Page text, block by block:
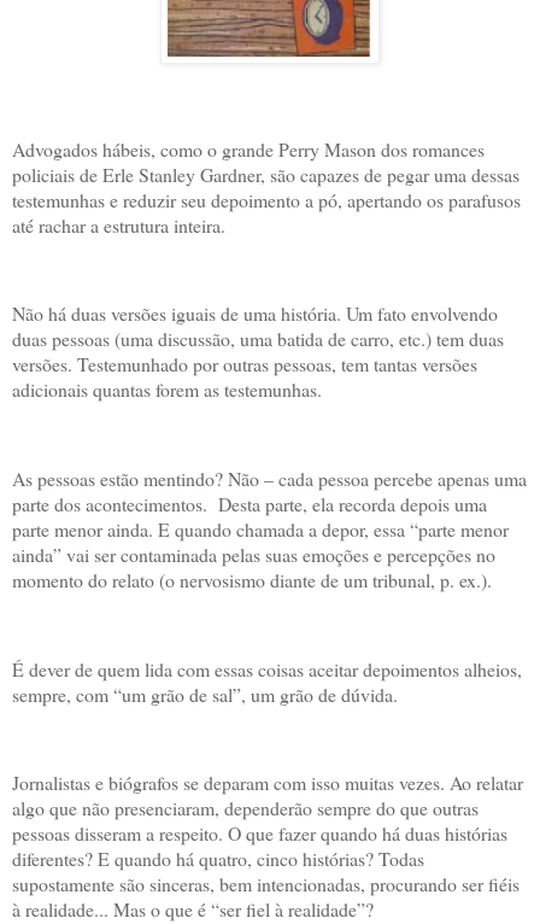
Advogados hábeis, como o grande Perry Mason dos romances
policiais de Erle Stanley Gardner, são capazes de pegar uma dessas
testemunhas e reduzir seu depoimento a pó, apertando os parafusos
até rachar a estrutura inteira.
Não há duas versões iguais de uma história. Um fato envolvendo
duas pessoas (uma discussão, uma batida de carro, etc.) tem duas
versões. Testemunhado por outras pessoas, tem tantas versões
adicionais quantas forem as testemunhas.
As pessoas estão mentindo? Não – cada pessoa percebe apenas uma
parte dos acontecimentos. Desta parte, ela recorda depois uma
parte menor ainda. E quando chamada a depor, essa “parte menor
ainda” vai ser contaminada pelas suas emoções e percepções no
momento do relato (o nervosismo diante de um tribunal, p. ex.).
É dever de quem lida com essas coisas aceitar depoimentos alheios,
sempre, com “um grão de sal”, um grão de dúvida.
Jornalistas e biógrafos se deparam com isso muitas vezes. Ao relatar
algo que não presenciaram, dependerão sempre do que outras
pessoas disseram a respeito. O que fazer quando há duas histórias
diferentes? E quando há quatro, cinco histórias? Todas
supostamente são sinceras, bem intencionadas, procurando ser fiéis
à realidade... Mas o que é “ser fiel à realidade”?